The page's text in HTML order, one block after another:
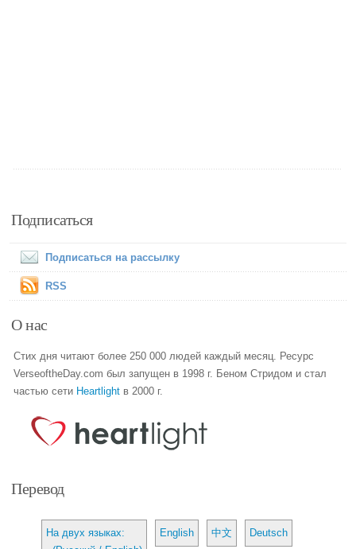
Подписаться
Подписаться на рассылку
RSS
О нас
Стих дня читают более 250 000 людей каждый месяц. Ресурс
VerseoftheDay.com был запущен в 1998 г. Беном Стридом и стал
частью сети Heartlight в 2000 г.
Перевод
На двух языках:
English 中文 Deutsch